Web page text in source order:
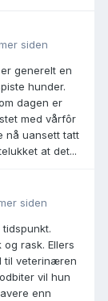
siden
generelt en
hunder.
dagen er
med vårfôr
nå uansett tatt
at det...
siden
rask. Ellers
til veterinæren
vil hun
enn